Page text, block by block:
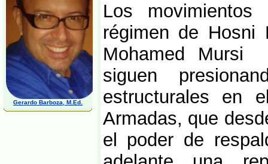
Gerardo Barboza, M.Ed.
Los
régimen de
Mohamed Mursi
siguen
estructurales en
Armadas, que
el poder de